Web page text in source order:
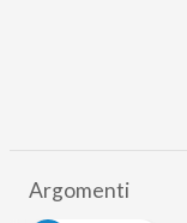
Argomenti